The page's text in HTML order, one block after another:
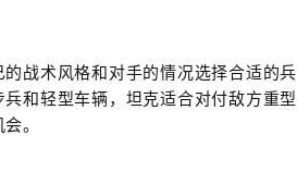
战术风格和对手的情况选择合适的兵
和轻型车辆，坦克适合对付敌方重型
。